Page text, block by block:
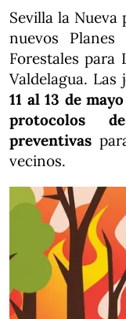
Sevilla la Nueva
nuevos
Forestales para
Valdelagua.
11 al 13 de mayo
protocolos
preventivas
vecinos.